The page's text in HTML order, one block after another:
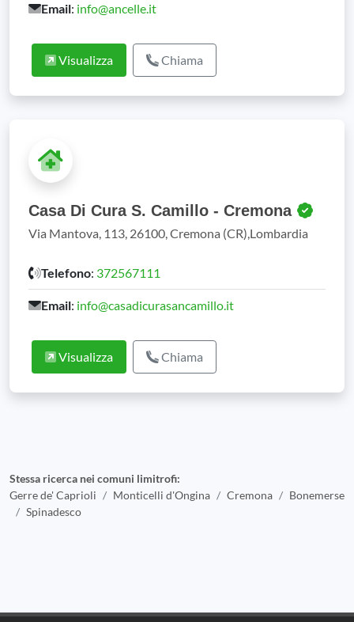
Email: info@ancelle.it
Visualizza Chiama
Casa Di Cura S. Camillo - Cremona
Via Mantova, 113, 26100, Cremona (CR),Lombardia
Telefono: 372567111
Email: info@casadicurasancamillo.it
Visualizza Chiama
Stessa ricerca nei comuni limitrofi:
Gerre de' Caprioli
Monticelli d'Ongina Cremona
Bonemerse
Spinadesco